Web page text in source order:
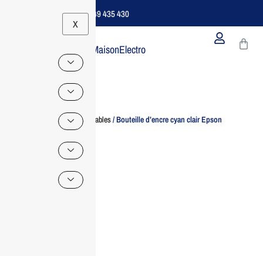
Support B2B Dédié | 06 49 435 430
X
MaisonElectro
Home/ Consommables/ Bouteille d’encre cyan clair Epson